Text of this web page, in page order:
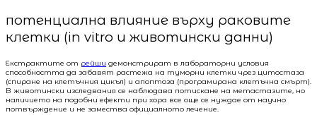
потенциална влияние върху раковите
клетки (in vitro и животински данни)
Екстрактите от рейши демонстрират в лабораторни условия
способността да забавят растежа на туморни клетки чрез цитостаза
(спиране на клетъчния цикъл) и апоптоза (програмирана клетъчна смърт).
В животински изследвания се наблюдава потискане на метастазите, но
наличието на подобни ефекти при хора все още се нуждае от научно
потвърждение и не замества официалното лечение.